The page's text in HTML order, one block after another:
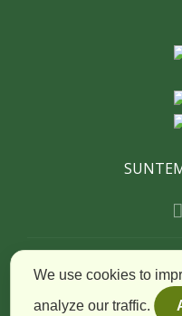
We use cookies to
analyze our traffic.